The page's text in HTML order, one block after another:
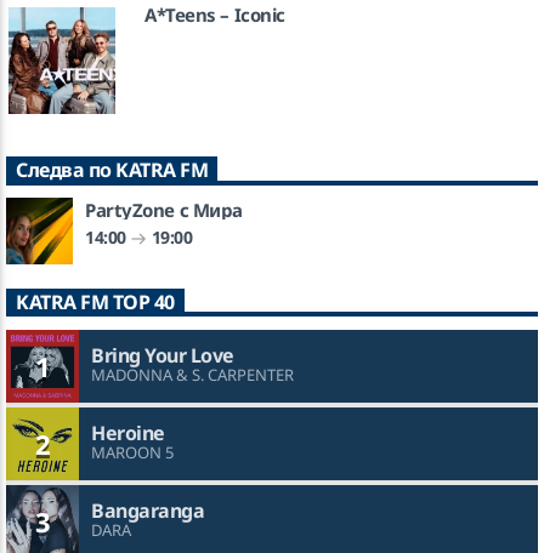
A*Teens – Iconic
Следва по KATRA FM
PartyZone с Мира
14:00 19:00
KATRA FM TOP 40
1 Bring Your Love
MADONNA & S. CARPENTER
2 Heroine
MAROON 5
3 Bangaranga
DARA